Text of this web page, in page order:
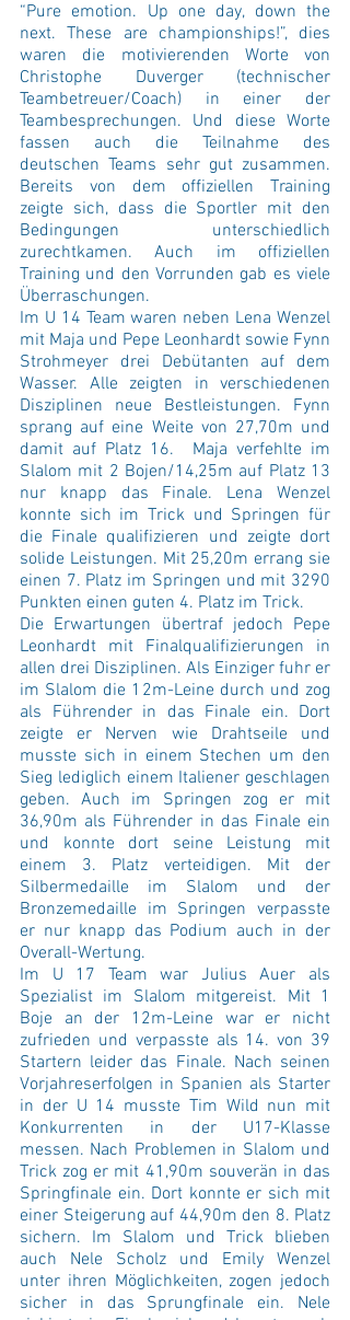
“Pure emotion. Up one day, down the
next. These are championships!”, dies
waren die motivierenden Worte von
Christophe Duverger (technischer
Teambetreuer/Coach) in einer der
Teambesprechungen. Und diese Worte
fassen auch die Teilnahme des
deutschen Teams sehr gut zusammen.
Bereits von dem offiziellen Training
zeigte sich, dass die Sportler mit den
Bedingungen unterschiedlich
zurechtkamen. Auch im offiziellen
Training und den Vorrunden gab es viele
Überraschungen.
Im U 14 Team waren neben Lena Wenzel
mit Maja und Pepe Leonhardt sowie Fynn
Strohmeyer drei Debütanten auf dem
Wasser. Alle zeigten in verschiedenen
Disziplinen neue Bestleistungen. Fynn
sprang auf eine Weite von 27,70m und
damit auf Platz 16.  Maja verfehlte im
Slalom mit 2 Bojen/14,25m auf Platz 13
nur knapp das Finale. Lena Wenzel
konnte sich im Trick und Springen für
die Finale qualifizieren und zeigte dort
solide Leistungen. Mit 25,20m errang sie
einen 7. Platz im Springen und mit 3290
Punkten einen guten 4. Platz im Trick.
Die Erwartungen übertraf jedoch Pepe
Leonhardt mit Finalqualifizierungen in
allen drei Disziplinen. Als Einziger fuhr er
im Slalom die 12m-Leine durch und zog
als Führender in das Finale ein. Dort
zeigte er Nerven wie Drahtseile und
musste sich in einem Stechen um den
Sieg lediglich einem Italiener geschlagen
geben. Auch im Springen zog er mit
36,90m als Führender in das Finale ein
und konnte dort seine Leistung mit
einem 3. Platz verteidigen. Mit der
Silbermedaille im Slalom und der
Bronzemedaille im Springen verpasste
er nur knapp das Podium auch in der
Overall-Wertung.
Im U 17 Team war Julius Auer als
Spezialist im Slalom mitgereist. Mit 1
Boje an der 12m-Leine war er nicht
zufrieden und verpasste als 14. von 39
Startern leider das Finale. Nach seinen
Vorjahreserfolgen in Spanien als Starter
in der U 14 musste Tim Wild nun mit
Konkurrenten in der U17-Klasse
messen. Nach Problemen in Slalom und
Trick zog er mit 41,90m souverän in das
Springfinale ein. Dort konnte er sich mit
einer Steigerung auf 44,90m den 8. Platz
sichern. Im Slalom und Trick blieben
auch Nele Scholz und Emily Wenzel
unter ihren Möglichkeiten, zogen jedoch
sicher in das Sprungfinale ein. Nele